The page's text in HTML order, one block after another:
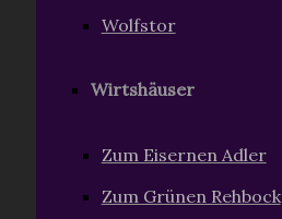
Wolfstor
Wirtshäuser
Zum Eisernen Adler
Zum Grünen Rehbock